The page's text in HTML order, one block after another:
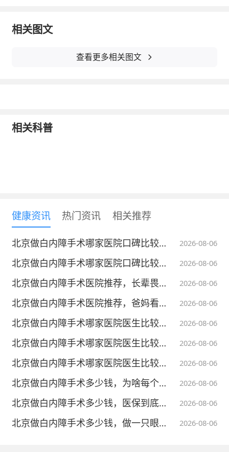
性生活过程中，要全身心放松，工作上的事情
要抛开一边，可以互相进行按摩，以便更快地
相关图文
查看更多相关图文
相关科普
健康资讯 热门资讯 相关推荐
2026-08-06
北京做白内障手术哪家医院口碑比较靠谱，该怎样客观看待线上就诊评价
2026-08-06
北京做白内障手术哪家医院口碑比较靠谱，老百姓应该怎么筛选？
2026-08-06
北京做白内障手术医院推荐，长辈畏惧开刀，可以一直忍耐观望吗？
2026-08-06
北京做白内障手术医院推荐，爸妈看不清真是老花吗？
2026-08-06
北京做白内障手术哪家医院医生比较好，用什么标准判断？
2026-08-06
北京做白内障手术哪家医院医生比较好，挂专家号比普通强？
2026-08-06
北京做白内障手术哪家医院医生比较好，老爸点名要找谁做？
2026-08-06
北京做白内障手术多少钱，为啥每个人的价格不一样？
2026-08-06
北京做白内障手术多少钱，医保到底能报多少？
2026-08-06
北京做白内障手术多少钱，做一只眼睛到底花多少？